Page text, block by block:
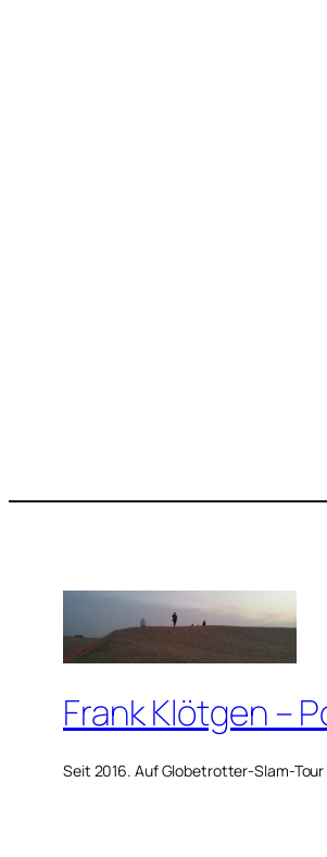
Frank Klötgen –
Seit 2016. Auf Globetrotter-Slam-